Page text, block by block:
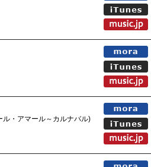
ル・アマール～カルナバル)